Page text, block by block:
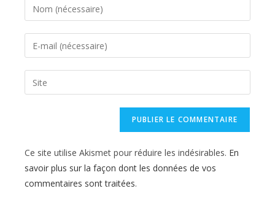
Enter
your
name
comment
Enter
your
email
address
Saisir
l’URL
(facultatif)
Ce site utilise Akismet pour réduire les indésirables. En
savoir plus sur la façon dont les données de vos
commentaires sont traitées.